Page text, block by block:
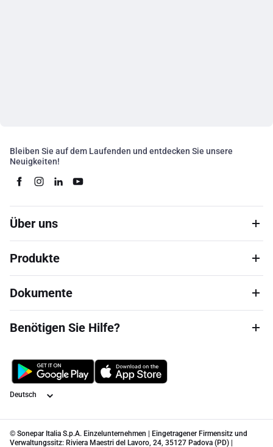
Bleiben Sie auf dem Laufenden und entdecken Sie unsere
Neuigkeiten!
Über uns
Produkte
Dokumente
Benötigen Sie Hilfe?
Sprache
© Sonepar Italia S.p.A. Einzelunternehmen | Eingetragener Firmensitz und
Verwaltungssitz: Riviera Maestri del Lavoro, 24, 35127 Padova (PD) |